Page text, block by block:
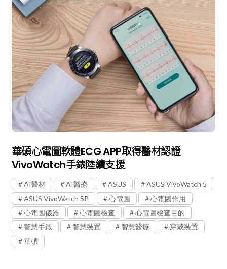
華碩心電圖軟體ECG APP取得醫材認證
VivoWatch手錶陸續支援
AI醫材 AI醫療 ASUS
ASUS VivoWatch 5
ASUS VivoWatch SP
心電圖
心電圖作用
心電圖儀器
心電圖檢查
心電圖檢查目的
智慧手錶
智慧裝置 智慧醫療
穿戴裝置
華碩